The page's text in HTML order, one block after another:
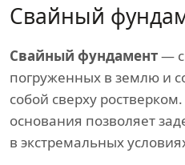
Свайный
Свайный фундамент—
погруженных в землю и
собой сверху
основания позволяет
в экстремальных